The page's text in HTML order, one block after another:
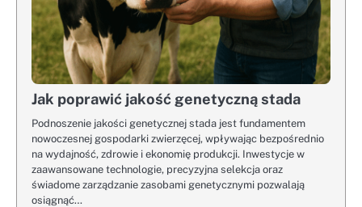
Jak poprawić jakość genetyczną stada
Podnoszenie jakości genetycznej stada jest fundamentem
nowoczesnej gospodarki zwierzęcej, wpływając bezpośrednio
na wydajność, zdrowie i ekonomię produkcji. Inwestycje w
zaawansowane technologie, precyzyjna selekcja oraz
świadome zarządzanie zasobami genetycznymi pozwalają
osiągnąć…